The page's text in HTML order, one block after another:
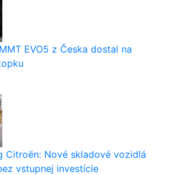
EVO5 z Česka dostal na
Citroën: Nové skladové vozidlá
vstupnej investície